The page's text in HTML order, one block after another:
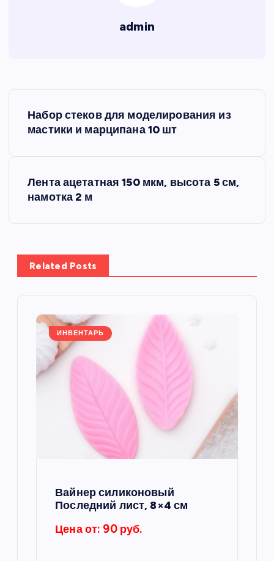
admin
а
ц
Набор стеков для моделирования из
мастики и марципана 10 шт
Лента ацетатная 150 мкм, высота 5 см,
намотка 2 м
Related Posts
ИНВЕНТАРЬ
Вайнер силиконовый
Последний лист, 8×4 см
Цена от: 90 руб.